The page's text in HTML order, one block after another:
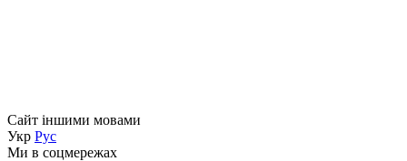
Сайт іншими мовами
Укр Рус
Ми в соцмережах